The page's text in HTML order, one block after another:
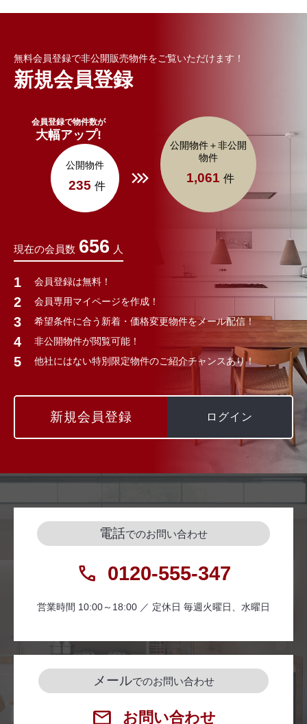
無料会員登録で非公開販売物件をご覧いただけます！
新規会員登録
会員登録で物件数が
大幅アップ!
公開物件
235 件
公開物件＋非公開
物件
1,061 件
現在の会員数 656 人
会員登録は無料！
会員専用マイページを作成！
希望条件に合う新着・価格変更物件をメール配信！
非公開物件が閲覧可能！
他社にはない特別限定物件のご紹介チャンスあり！
新規会員登録 ログイン
電話でのお問い合わせ
0120-555-347
営業時間 10:00～18:00 ／ 定休日 毎週火曜日、水曜日
メールでのお問い合わせ
お問い合わせ